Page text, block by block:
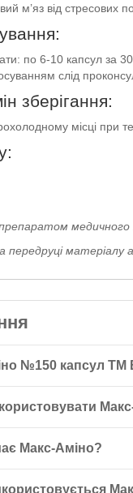
м’яз від стресових
по 6-10 капсул за
слід
зберігання:
місці при
медичного
матеріалу
№150 капсул ТМ
та підвищують
Макс-Аміно?